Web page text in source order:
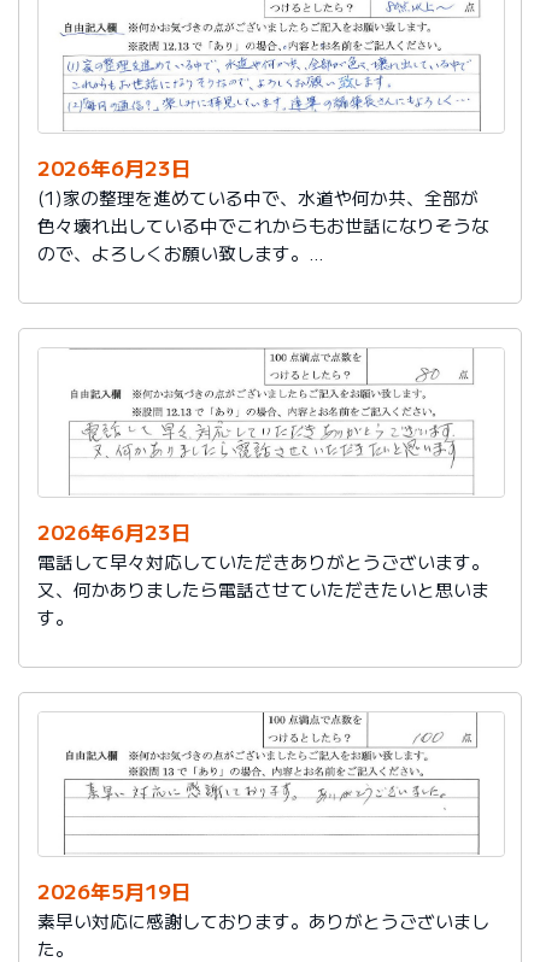
2026年6月23日
(1)家の整理を進めている中で、水道や何か共、全部が
色々壊れ出している中でこれからもお世話になりそうな
ので、よろしくお願い致します。
集長さんにもよろしく…
2026年6月23日
電話して早々対応していただきありがとうございます。
又、何かありましたら電話させていただきたいと思いま
す。
2026年5月19日
素早い対応に感謝しております。ありがとうございまし
た。